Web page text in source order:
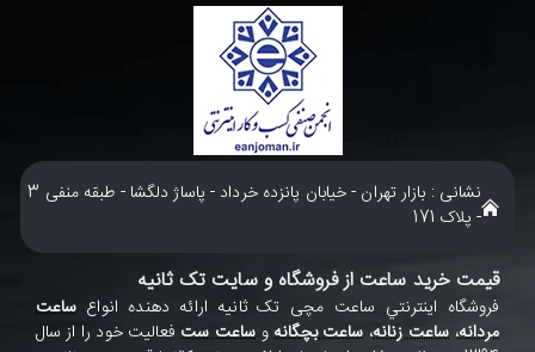
نشانی : بازار تهران - خیابان پانزده خرداد - پاساژ دلگشا - طبقه منفی 3
- پلاک 171
قیمت خرید ساعت از فروشگاه و سایت تک ثانیه
فروشگاه اينترنتي ساعت مچی تک ثانيه ارائه دهنده انواعساعت
مردانه، ساعت زنانه، ساعت بچگانهو ساعت ستفعاليت خود را از سال